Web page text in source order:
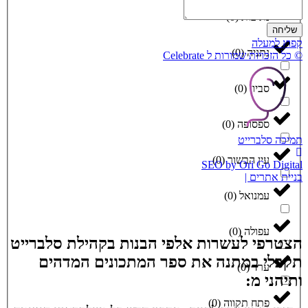
נתיבות(
0
)
נתניה(
0
)
סביון(
0
)
ספסופה (
0
)
עין הבשור(
0
)
עמנואל (
0
)
עפולה (
0
)
ערד(
0
)
פתח תקווה (
0
)
שליחה
קפוץ למעלה
© כל הזכויות שמורות ל Celebrate
תמיכה סלברייט
SEO by Ori Go Digital
בניית אתרים |
הצטרפי לעשרות אלפי הבנות בקהילת סלברייט
תקבלי במתנה את ספר המתכונים המדהים
ותיהני מ: